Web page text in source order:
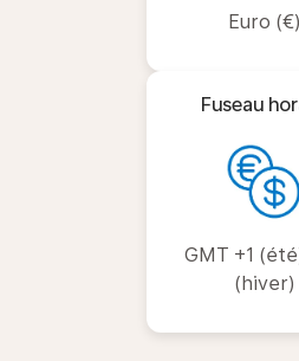
Euro (€)
Fuseau
GMT +1
(hiver)